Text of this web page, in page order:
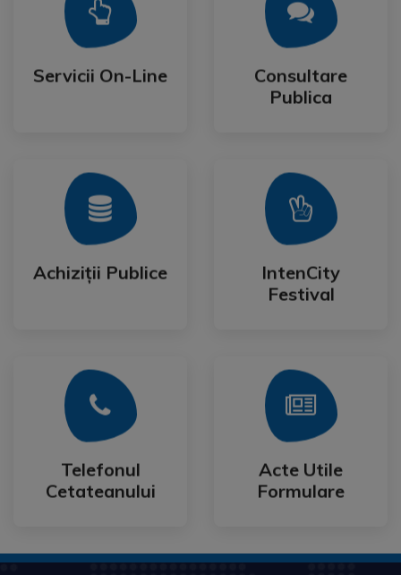
Servicii On-Line
Servicii On-Line
Mai Mult
Consultare
Publica
Consultare
Publica
Mai Mult
Achiziții Publice
Achiziții Publice
Mai Mult
IntenCity
Festival
IntenCity
Festival
Mai Mult
Telefonul
Cetateanului
Telefonul
Cetateanului
Mai Mult
Acte Utile
Formulare
Acte Utile
Formulare
Mai Mult